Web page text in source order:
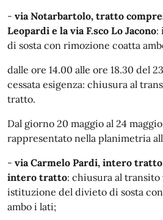
- via Notarbartolo, tratto
Leopardi e la via F.sco Lo Jacono:
di sosta con rimozione coatta
dalle ore 14.00 alle ore 18.30 del
cessata esigenza: chiusura al
tratto.
Dal giorno 20 maggio al 24
rappresentato nella planimetria
- via Carmelo Pardi, intero
intero tratto: chiusura al
istituzione del divieto di sosta
ambo i lati;